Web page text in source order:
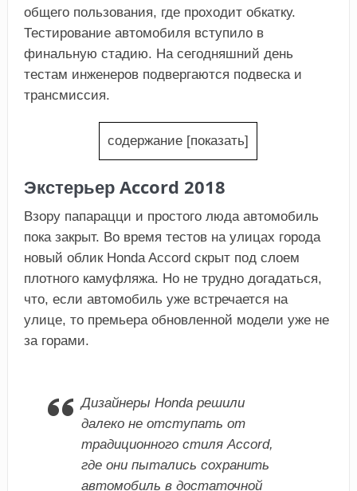
общего пользования, где проходит обкатку.
Тестирование автомобиля вступило в
финальную стадию. На сегодняшний день
тестам инженеров подвергаются подвеска и
трансмиссия.
содержание [показать]
Экстерьер Accord 2018
Взору папарацци и простого люда автомобиль
пока закрыт. Во время тестов на улицах города
новый облик Honda Accord скрыт под слоем
плотного камуфляжа. Но не трудно догадаться,
что, если автомобиль уже встречается на
улице, то премьера обновленной модели уже не
за горами.
Дизайнеры Honda решили
далеко не отступать от
традиционного стиля Accord,
где они пытались сохранить
автомобиль в достаточной